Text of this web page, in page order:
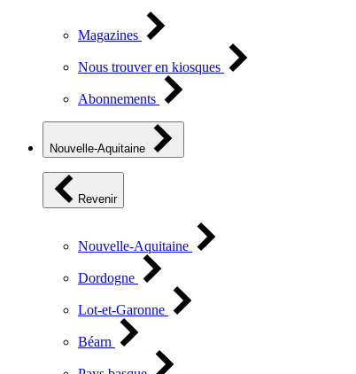
Magazines
Nous trouver en kiosques
Abonnements
Nouvelle-Aquitaine
Revenir
Nouvelle-Aquitaine
Dordogne
Lot-et-Garonne
Béarn